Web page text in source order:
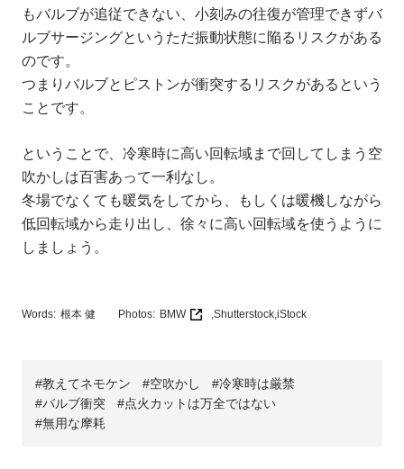
もバルブが追従できない、小刻みの往復が管理できずバ
ルブサージングというただ振動状態に陥るリスクがある
のです。
つまりバルブとピストンが衝突するリスクがあるという
ことです。
ということで、冷寒時に高い回転域まで回してしまう空
吹かしは百害あって一利なし。
冬場でなくても暖気をしてから、もしくは暖機しながら
低回転域から走り出し、徐々に高い回転域を使うように
しましょう。
Words: 根本 健 Photos: BMW Shutterstock, iStock
教えてネモケン 空吹かし
冷寒時は厳禁
バルブ衝突
点火カットは万全ではない
無用な摩耗